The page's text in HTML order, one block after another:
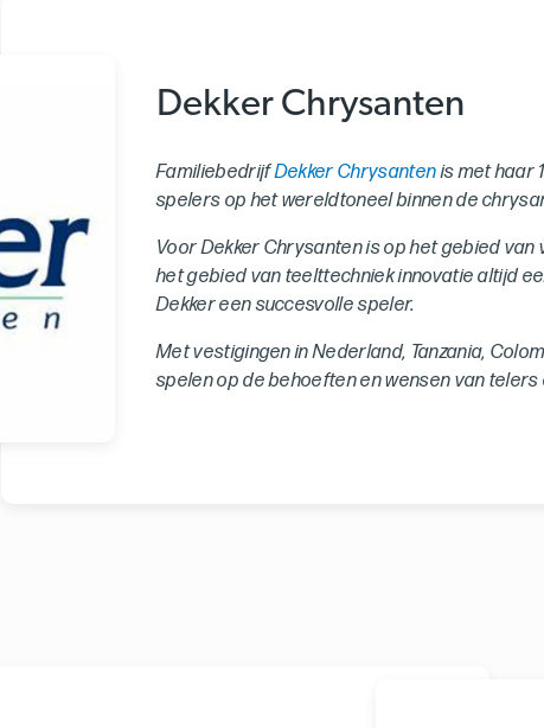
Dekker Chrysanten
FamiliebedrijfDekker Chrysantenis met haar
spelers op het wereldtoneel binnen de
Voor Dekker Chrysanten is op het gebied
het gebied van teelttechniek innovatie altijd
Dekker een succesvolle speler.
Met vestigingen in Nederland, Tanzania,
spelen op de behoeften en wensen van telers